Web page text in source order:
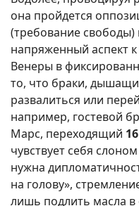
она пройдется
(требование свободы)
напряженный аспект
Венеры в
то, что браки,
развалиться или
например, гостевой
Марс, переходящий
чувствует себя
нужна
на голову»,
лишь подлить масла в